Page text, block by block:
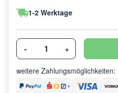
1-2 Werktage
- +
weitere Zahlungsmöglichkeiten: